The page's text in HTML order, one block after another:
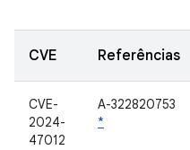
CVE Referências
CVE-
2024-
47012
A-322820753
*